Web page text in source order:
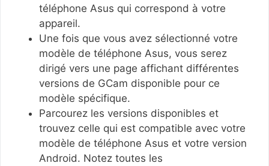
téléphone Asus qui correspond à votre
appareil.
Une fois que vous avez sélectionné votre
modèle de téléphone Asus, vous serez
dirigé vers une page affichant différentes
versions de GCam disponible pour ce
modèle spécifique.
Parcourez les versions disponibles et
trouvez celle qui est compatible avec votre
modèle de téléphone Asus et votre version
Android. Notez toutes les